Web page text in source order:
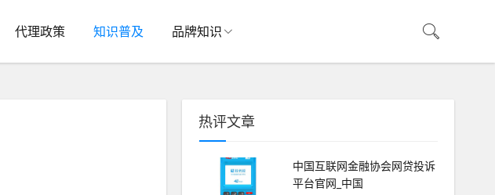
代理政策 知识普及 品牌知识
热评文章
中国互联网金融协会网贷投诉
平台官网_中国